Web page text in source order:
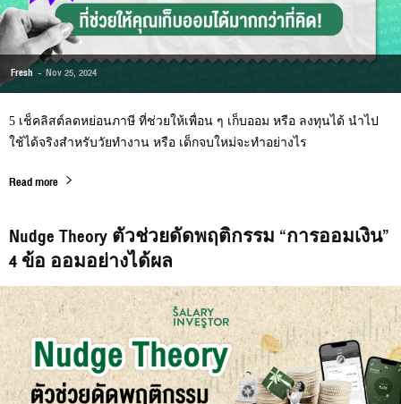
Fresh - Nov 25, 2024
5 เช็คลิสต์ลดหย่อนภาษี ที่ช่วยให้เพื่อน ๆ เก็บออม หรือ ลงทุนได้ นำไป
ใช้ได้จริงสำหรับวัยทำงาน หรือ เด็กจบใหม่จะทำอย่างไร
Read more
Nudge Theory ตัวช่วยดัดพฤติกรรม “การออมเงิน”
4 ข้อ ออมอย่างได้ผล